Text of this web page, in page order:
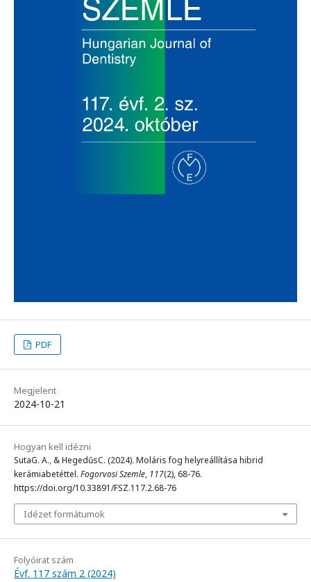
PDF
Megjelent
2024-10-21
Hogyan kell idézni
SutaG. A., & HegedűsC. (2024). Moláris fog helyreállítása hibrid
kerámiabetéttel. Fogorvosi Szemle, 117(2), 68-76.
https://doi.org/10.33891/FSZ.117.2.68-76
Idézet formátumok
Folyóirat szám
Évf. 117 szám 2 (2024)